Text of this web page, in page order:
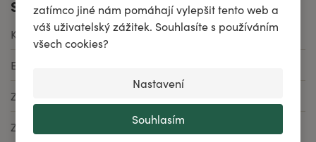
zatímco jiné nám pomáhají vylepšit tento web a
váš uživatelský zážitek. Souhlasíte s používáním
všech cookies?
Nastavení
Souhlasím
Specifikace
Kód produktu h3005e
EAN
Značka
Země původu Česká republika